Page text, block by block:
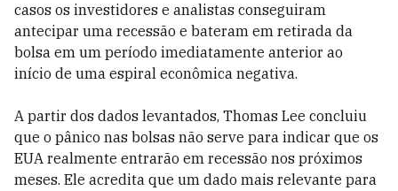
casos os investidores e analistas conseguiram
antecipar uma recessão e bateram em retirada da
bolsa em um período imediatamente anterior ao
início de uma espiral econômica negativa.
A partir dos dados levantados, Thomas Lee concluiu
que o pânico nas bolsas não serve para indicar que os
EUA realmente entrarão em recessão nos próximos
meses. Ele acredita que um dado mais relevante para